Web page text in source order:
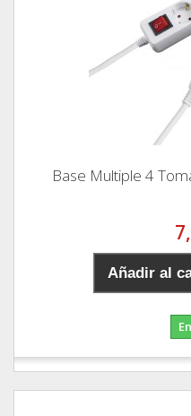
Base Multiple 4
Añadir al